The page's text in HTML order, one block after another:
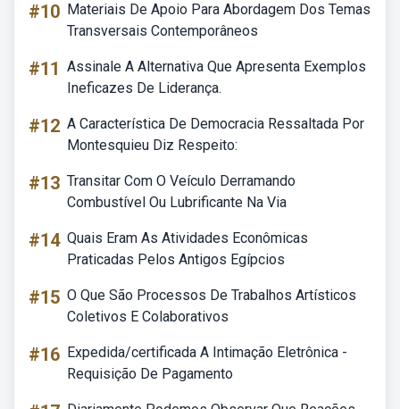
#10 Materiais De Apoio Para Abordagem Dos Temas
Transversais Contemporâneos
#11 Assinale A Alternativa Que Apresenta Exemplos
Ineficazes De Liderança.
#12 A Característica De Democracia Ressaltada Por
Montesquieu Diz Respeito:
#13 Transitar Com O Veículo Derramando
Combustível Ou Lubrificante Na Via
#14 Quais Eram As Atividades Econômicas
Praticadas Pelos Antigos Egípcios
#15 O Que São Processos De Trabalhos Artísticos
Coletivos E Colaborativos
#16 Expedida/certificada A Intimação Eletrônica -
Requisição De Pagamento